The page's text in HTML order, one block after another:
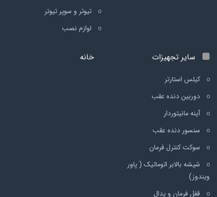
تیوتر و سوپر تیوتر
لوازم نصب
سایر تجهیزات
کیلس استارتر
دوربین دنده عقب
آینه مانیتوردار
سنسور دنده عقب
سوکت کنترل فرمان
شیشه بالابر اتوماتیک ( پاور
ویندوز)
قفل فرمان و پدال
خانه